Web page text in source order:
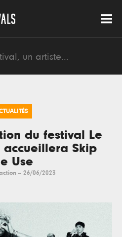
du festival Le
accueillera Skip
Use
-- 26/06/2023